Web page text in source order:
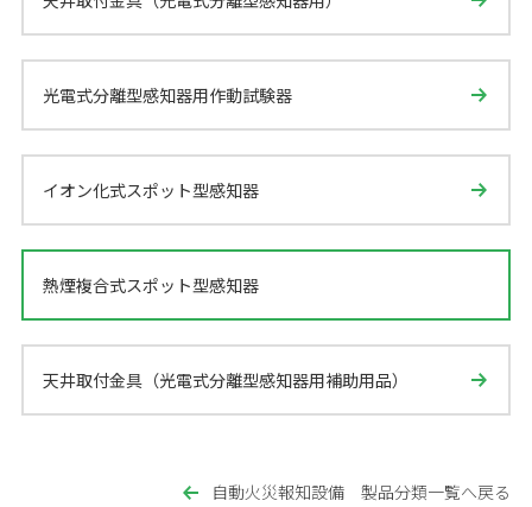
光電式分離型感知器用作動試験器
イオン化式スポット型感知器
熱煙複合式スポット型感知器
天井取付金具（光電式分離型感知器用補助用品）
自動火災報知設備 製品分類一覧へ戻る